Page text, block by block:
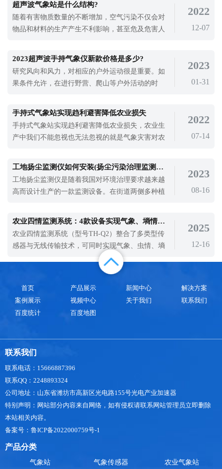
云境天合TH-YJ1翻斗雨量监测站和TH-YJ2压电雨量
监测站​两种类型，能满足不同场景需求，下面就详
细对比两者的区别，帮大家选到合适的设备。
超声波气象站是什么结构?
随着有害物质数量的不断增加，空气污染不仅会对
物品和材料的生产产生不利影响，甚至危及危害人
圾、汽车尾气排放、核爆炸等。对空气中污染物质
的监测需要使用先进的仪器，比如超声波气象站来
进行实时监测。超声波气象站是一款可以对
2022
12-07
2023超声波手持气象仪新款价格是多少?
研究风向和风力，对相应的户外运动很是重要。如
果条件允许，在进行野营、爬山等户外活动的时
们进行气象学研究，培养气象学知识。2023超声波
手持气象仪新款价格是多少?新款超声波手持
2023
01-31
手持式气象站实现趋利避害降低农业损失
手持式气象站实现趋利避害降低农业损失，农业生
产中我们不能忽视也无法忽视的就是气象灾害对农
应该如何避免其对农业生产造成的损失呢。首先要
做的就是借助手持式气象站加强对农业气象环境的
监测，只要了解气象的变化情况，才能合
2022
07-14
工地扬尘监测仪如何安装(扬尘污染治理监测设备百科)
工地扬尘监测仪是随着我国对环境治理要求越来越
高而设计生产的一款监测设备。在街道两侧多种植
个主要问题。粉尘污染对人们的健康、环境质量、
城市形象等方面都有不利影响。为了有效
2023
08-16
​农业四情监测系统：4款设备实现气象、墒情、虫情、苗情同步监测
农业四情监测系统​（型号TH-Q2）整合了多类型传
感器与无线传输技术，可同时实现气象、虫情、墒
情、苗情四项核心数据的同步监测。
2025
12-16
首页 产品展示 新闻中心
解决方案
案例展示
视频中心 关于我们
联系我们
百度统计
百度地图
联系我们
联系电话：15666887396
联系QQ：2248893324
公司地址：山东省潍坊市高新区光电路155号光电产业加速器
特别声明：网站部分内容来自网络，如有侵权请联系网站管理员立即删除
本站相关内容。
备案号：鲁ICP备2022000759号-1
产品分类
气象站 气象传感器 农业气象站